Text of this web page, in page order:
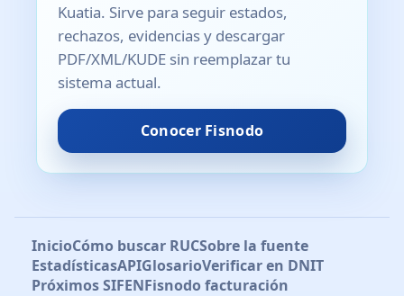
Kuatia. Sirve para seguir estados,
rechazos, evidencias y descargar
PDF/XML/KUDE sin reemplazar tu
sistema actual.
Conocer Fisnodo
InicioCómo buscar RUCSobre la fuente
EstadísticasAPIGlosarioVerificar en DNIT
Próximos SIFENFisnodo facturación